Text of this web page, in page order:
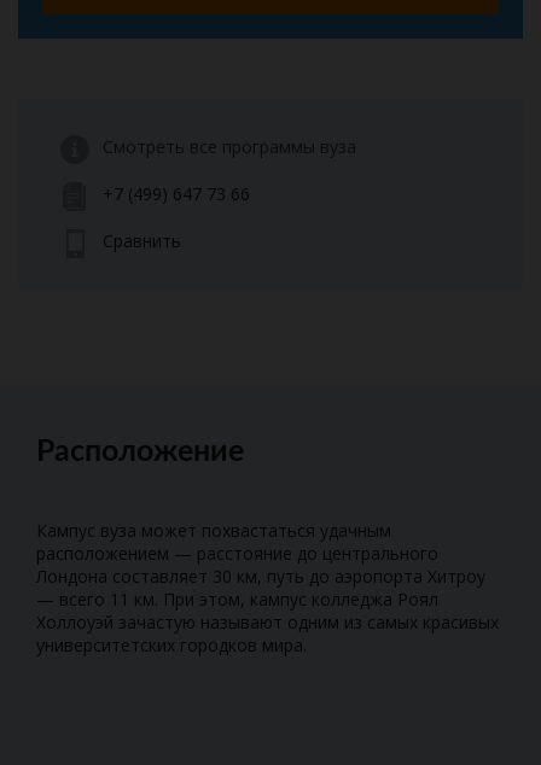
Смотреть все программы вуза
+7 (499) 647 73 66
Сравнить
Расположение
Кампус вуза может похвастаться удачным
расположением — расстояние до центрального
Лондона составляет 30 км, путь до аэропорта Хитроу
— всего 11 км. При этом, кампус колледжа Роял
Холлоуэй зачастую называют одним из самых красивых
университетских городков мира.